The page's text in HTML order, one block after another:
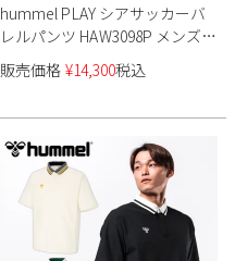
hummel PLAY シアサッカーバ
レルパンツ HAW3098P メンズ
レディース ユニセックス
販売価格 ¥14,300税込